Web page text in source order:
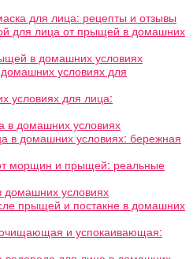
для лица: рецепты и отзывы
для лица от прыщей в домашних
в домашних условиях
условиях для
условиях для лица:
в домашних условиях
в домашних условиях: бережная
морщин и прыщей: реальные
домашних условиях
прыщей и постакне в домашних
и успокаивающая: